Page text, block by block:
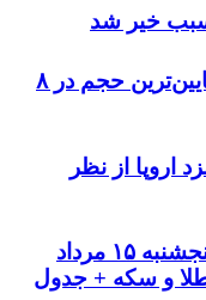
سبب خیر شد
افت صادرات نفت آمریکا به پایین‌ترین حجم در ۸
اروپا از نظر
پیش‌ بینی قیمت طلا و سکه پنجشنبه ۱۵ مرداد